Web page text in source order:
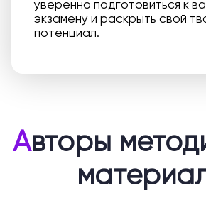
уверенно подготовиться к
экзамену и раскрыть свой
потенциал.
Авторы